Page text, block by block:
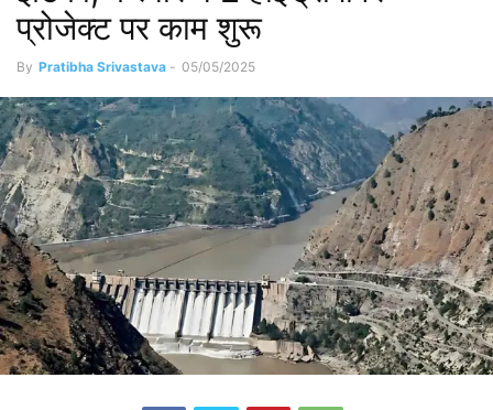
प्रोजेक्ट पर काम शुरू
By Pratibha Srivastava - 05/05/2025